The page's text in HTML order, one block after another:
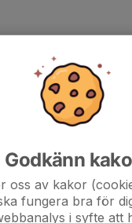
Godkänn
oss av kakor
fungera bra för
i syfte att